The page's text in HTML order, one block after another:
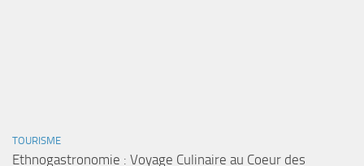
TOURISME
Ethnogastronomie : Voyage Culinaire au Coeur des